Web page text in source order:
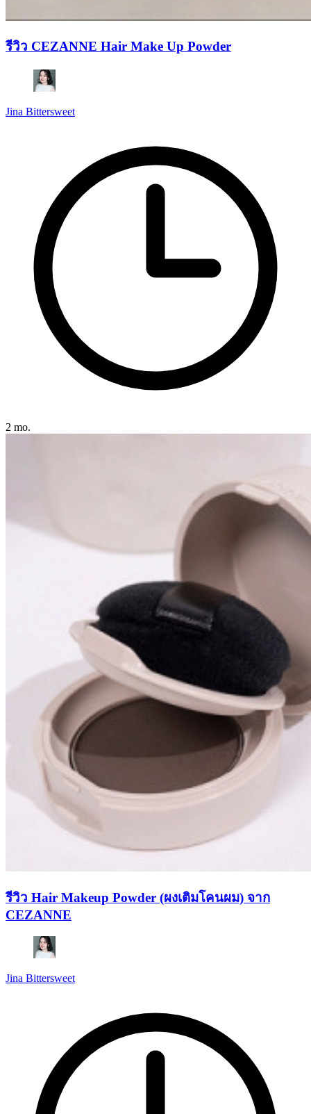
รีวิว CEZANNE Hair Make Up Powder
Jina Bittersweet
2 mo.
รีวิว Hair Makeup Powder (ผงเติมโคนผม) จาก
CEZANNE
Jina Bittersweet